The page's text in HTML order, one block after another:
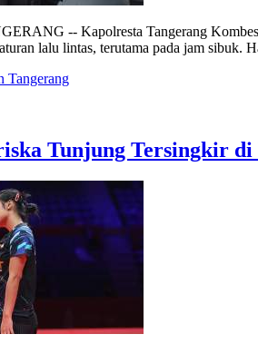
-- Kapolresta Tangerang
lalu lintas, terutama pada jam sibuk.
Tangerang
Tunjung Tersingkir di